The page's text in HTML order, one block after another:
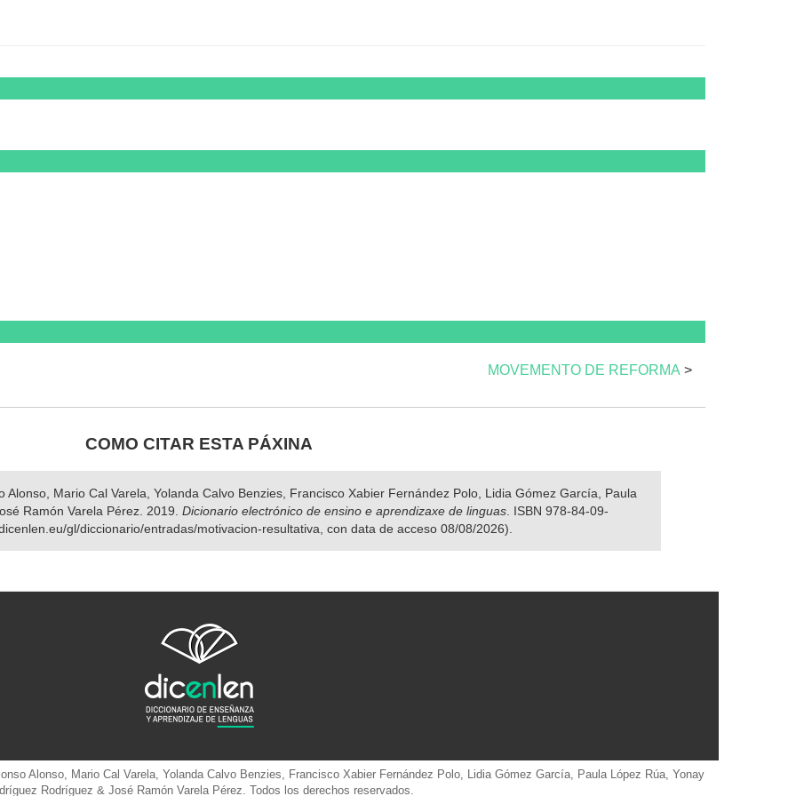
MOVEMENTO DE REFORMA >
COMO CITAR ESTA PÁXINA
Alonso, Mario Cal Varela, Yolanda Calvo Benzies, Francisco Xabier Fernández Polo, Lidia Gómez García, Paula
Ramón Varela Pérez. 2019. Dicionario electrónico de ensino e aprendizaxe de linguas . ISBN 978-84-09-
gl/diccionario/entradas/motivacion-resultativa, con data de acceso 08/08/2026).
Alonso, Mario Cal Varela, Yolanda Calvo Benzies, Francisco Xabier Fernández Polo, Lidia Gómez García, Paula López Rúa, Yonay
Rodríguez & José Ramón Varela Pérez. Todos los derechos reservados.